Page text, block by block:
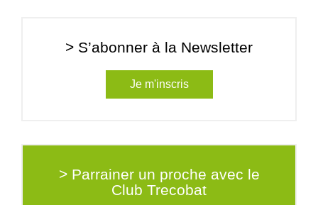
> S’abonner à la Newsletter
Je m'inscris
> Parrainer un proche avec le
Club Trecobat